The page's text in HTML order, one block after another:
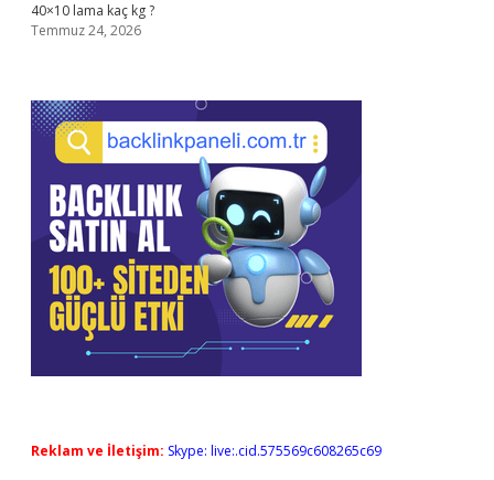
40×10 lama kaç kg ?
Temmuz 24, 2026
Reklam ve İletişim: Skype: live:.cid.575569c608265c69